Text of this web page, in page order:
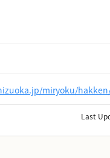
miryoku/
Last